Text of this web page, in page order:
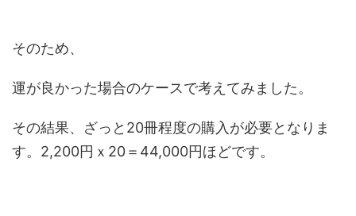
そのため、
運が良かった場合のケースで考えてみました。
その結果、ざっと20冊程度の購入が必要となりま
す。2,200円ｘ20＝44,000円ほどです。